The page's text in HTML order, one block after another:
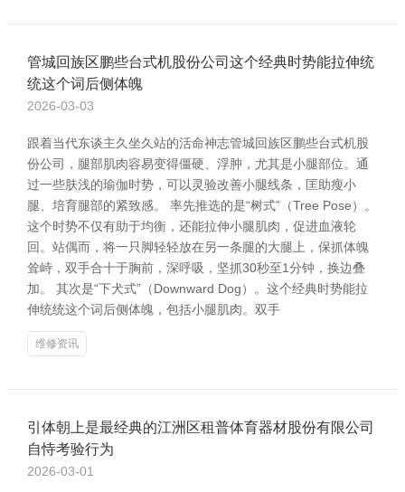
管城回族区鹏些台式机股份公司这个经典时势能拉伸统
统这个词后侧体魄
2026-03-03
跟着当代东谈主久坐久站的活命神志管城回族区鹏些台式机股
份公司，腿部肌肉容易变得僵硬、浮肿，尤其是小腿部位。通
过一些肤浅的瑜伽时势，可以灵验改善小腿线条，匡助瘦小
腿、培育腿部的紧致感。 率先推选的是“树式”（Tree Pose）。
这个时势不仅有助于均衡，还能拉伸小腿肌肉，促进血液轮
回。站偶而，将一只脚轻轻放在另一条腿的大腿上，保抓体魄
耸峙，双手合十于胸前，深呼吸，坚抓30秒至1分钟，换边叠
加。 其次是“下犬式”（Downward Dog）。这个经典时势能拉
伸统统这个词后侧体魄，包括小腿肌肉。双手
维修资讯
引体朝上是最经典的江洲区租普体育器材股份有限公司
自恃考验行为
2026-03-01